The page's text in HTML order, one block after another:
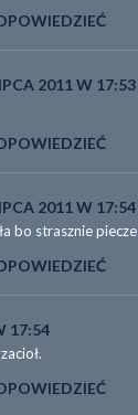
2011 W 17:53
2011 W 17:54
bo strasznie piecze
17:54